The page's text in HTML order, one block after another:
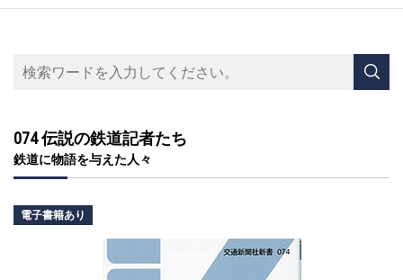
074 伝説の鉄道記者たち
鉄道に物語を与えた人々
電子書籍あり